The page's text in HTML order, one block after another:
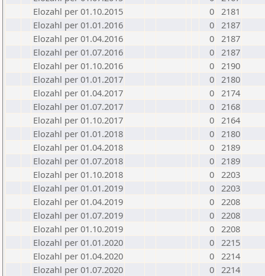
Elozahl per 01.10.2015
0 2181
Elozahl per 01.01.2016
0 2187
Elozahl per 01.04.2016
0 2187
Elozahl per 01.07.2016
0 2187
Elozahl per 01.10.2016
0 2190
Elozahl per 01.01.2017
0 2180
Elozahl per 01.04.2017
0 2174
Elozahl per 01.07.2017
0 2168
Elozahl per 01.10.2017
0 2164
Elozahl per 01.01.2018
0 2180
Elozahl per 01.04.2018
0 2189
Elozahl per 01.07.2018
0 2189
Elozahl per 01.10.2018
0 2203
Elozahl per 01.01.2019
0 2203
Elozahl per 01.04.2019
0 2208
Elozahl per 01.07.2019
0 2208
Elozahl per 01.10.2019
0 2208
Elozahl per 01.01.2020
0 2215
Elozahl per 01.04.2020
0 2214
Elozahl per 01.07.2020
0 2214